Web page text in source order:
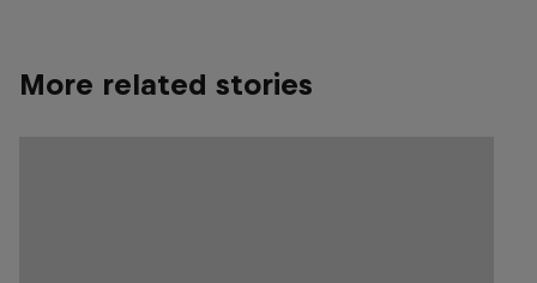
More related stories